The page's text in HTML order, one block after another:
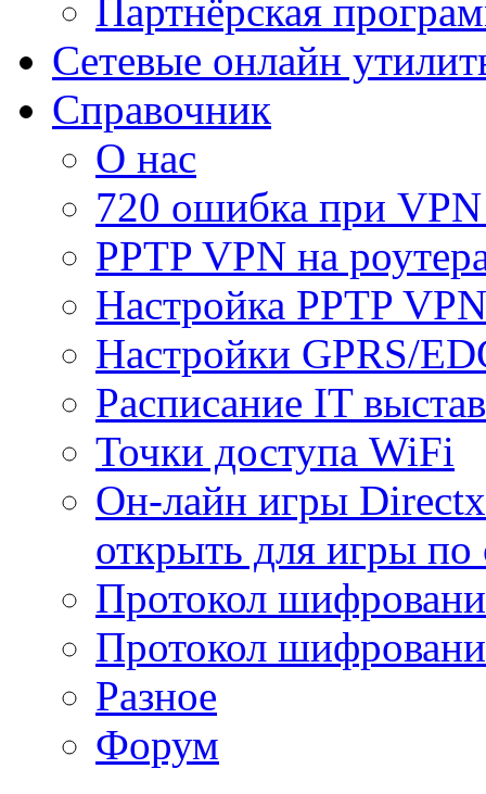
Партнёрская
Сетевые онлайн
Справочник
О нас
720 ошибка при
PPTP VPN на
Настройка PPTP
Настройки GPRS/
Расписание IT
Точки доступа WiFi
Он-лайн игры
открыть для игры по
Протокол
Протокол
Разное
Форум